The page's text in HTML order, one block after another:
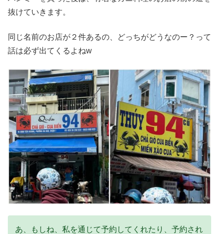
抜けていきます。
同じ名前のお店が２件あるの、どっちがどうなのー？って
話は必ず出てくるよねw
あ、もしね、私を通じて予約してくれたり、予約され